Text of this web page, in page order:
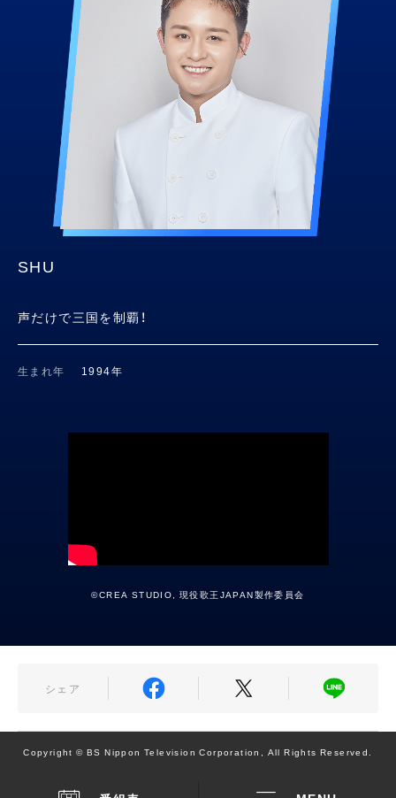
SHU
声だけで三国を制覇！
生まれ年 1994年
©CREA STUDIO, 現役歌王JAPAN製作委員会
シェア
Copyright © BS Nippon Television Corporation, All Rights Reserved.